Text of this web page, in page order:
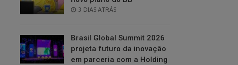
POSTED
3 DIAS ATRÁS
Brasil Global Summit 2026
projeta futuro da inovação
em parceria com a Holding